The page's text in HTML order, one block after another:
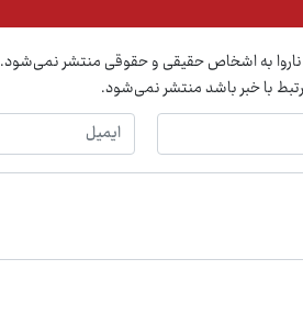
به اشخاص حقیقی و حقوقی منتشر نمی‌شود.
با خبر باشد منتشر نمی‌شود.